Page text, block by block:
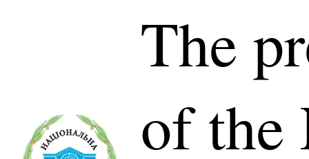
The
of the